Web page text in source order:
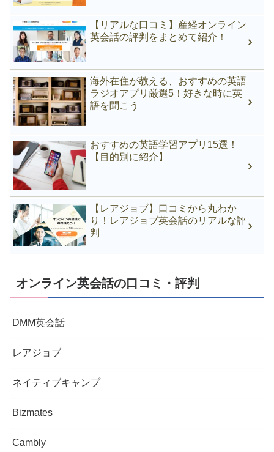
【リアルな口コミ】産経オンライン
英会話の評判をまとめて紹介！
海外在住が教える、おすすめの英語
ラジオアプリ厳選5！好きな時に英
語を聞こう
おすすめの英語学習アプリ15選！
【目的別に紹介】
【レアジョブ】口コミから丸わか
り！レアジョブ英会話のリアルな評
判
オンライン英会話の口コミ・評判
DMM英会話
レアジョブ
ネイティブキャンプ
Bizmates
Cambly